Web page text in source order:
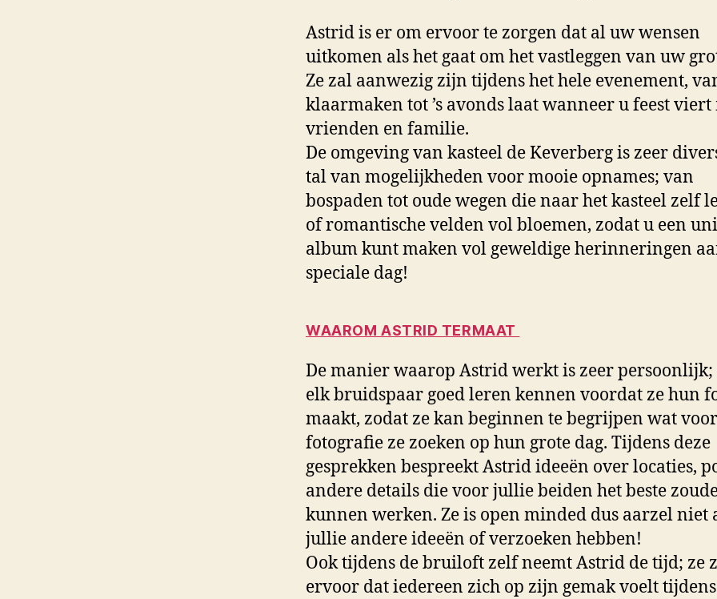
Astrid is er om ervoor te zorgen dat al uw wensen
uitkomen als het gaat om het vastleggen van uw
Ze zal aanwezig zijn tijdens het hele evenement,
klaarmaken tot ’s avonds laat wanneer u feest viert
vrienden en familie.
De omgeving van kasteel de Keverberg is zeer
tal van mogelijkheden voor mooie opnames; van
bospaden tot oude wegen die naar het kasteel zelf
of romantische velden vol bloemen, zodat u een
album kunt maken vol geweldige herinneringen
speciale dag!
WAAROM ASTRID TERMAAT
De manier waarop Astrid werkt is zeer
elk bruidspaar goed leren kennen voordat ze hun
maakt, zodat ze kan beginnen te begrijpen wat
fotografie ze zoeken op hun grote dag. Tijdens deze
gesprekken bespreekt Astrid ideeën over locaties,
andere details die voor jullie beiden het beste
kunnen werken. Ze is open minded dus aarzel niet
jullie andere ideeën of verzoeken hebben!
Ook tijdens de bruiloft zelf neemt Astrid de tijd; ze
ervoor dat iedereen zich op zijn gemak voelt